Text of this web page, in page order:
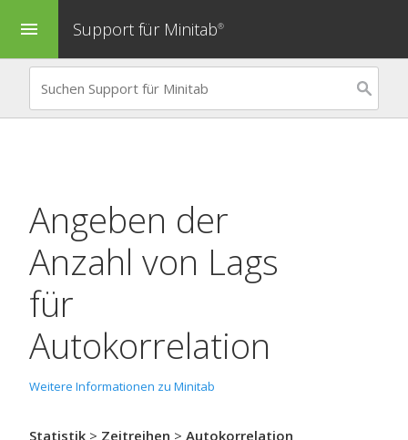
menu Support für Minitab®
Angeben der
Anzahl von Lags
für
Autokorrelation
Weitere Informationen zu Minitab
Statistik > Zeitreihen > Autokorrelation